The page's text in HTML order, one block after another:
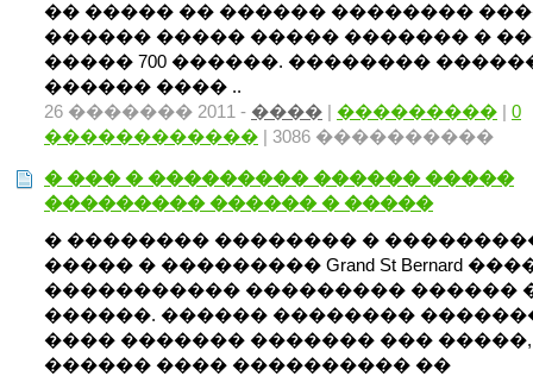
�� ����� �� ������ ��������
������ ����� ����� ������� �
����� 700 ������. ��������
������ ���� ..
26 ������� 2011 - ���� | ��������� | 0
������������ | 3086 ����������
� ��� � ��������� ������ �����
��������� ������ � �����
� �������� �������� �
����� � ��������� Grand St Bernard
����������� ��������� ������
������. ������ ��������
���� ������� ������� ���
������ ���� ���������� ��